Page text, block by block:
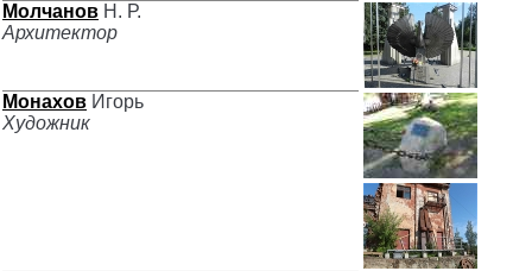
Молчанов Н. Р.
Архитектор
Монахов Игорь
Художник